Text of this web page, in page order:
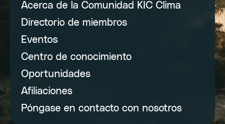
Acerca de la Comunidad KIC Clima
Directorio de miembros
Eventos
Centro de conocimiento
Oportunidades
Afiliaciones
Póngase en contacto con nosotros